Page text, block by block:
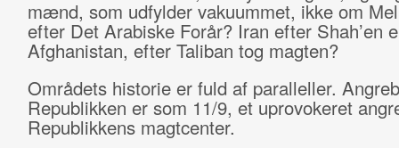
mænd, som udfylder vakuummet, ikke om
efter Det Arabiske Forår? Iran efter Shah’en
Afghanistan, efter Taliban tog magten?
Områdets historie er fuld af paralleller.
Republikken er som 11/9, et uprovokeret
Republikkens magtcenter.